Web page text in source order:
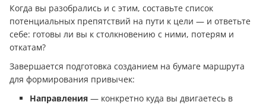
Когда вы разобрались и с этим, составьте список
потенциальных препятствий на пути к цели — и ответьте
себе: готовы ли вы к столкновению с ними, потерям и
откатам?
Завершается подготовка созданием на бумаге маршрута
для формирования привычек:
Направления — конкретно куда вы двигаетесь в